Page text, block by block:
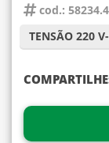
cod.: 58234.4
TENSÃO 220